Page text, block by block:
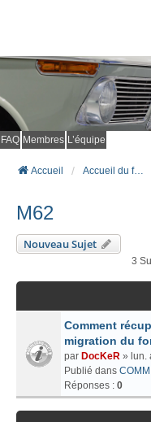
FAQ Membres L’équipe
Accueil Accueil du forum
M62
Nouveau Sujet
3
Comment
migration du
par DocKeR » lun.
Publié dans
Réponses : 0